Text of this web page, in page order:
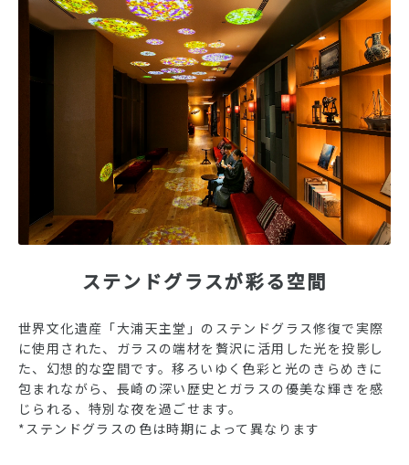
ステンドグラスが彩る空間
世界文化遺産「大浦天主堂」のステンドグラス修復で実際
に使用された、ガラスの端材を贅沢に活用した光を投影し
た、幻想的な空間です。移ろいゆく色彩と光のきらめきに
包まれながら、長崎の深い歴史とガラスの優美な輝きを感
じられる、特別な夜を過ごせます。
*ステンドグラスの色は時期によって異なります